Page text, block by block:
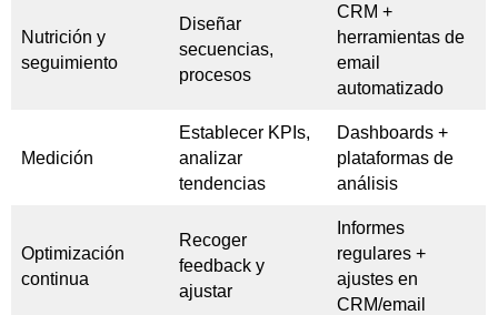
Nutrición y
seguimiento
Diseñar
secuencias,
procesos
CRM +
herramientas de
email
automatizado
Medición
Establecer KPIs,
analizar
tendencias
Dashboards +
plataformas de
análisis
Optimización
continua
Recoger
feedback y
ajustar
Informes
regulares +
ajustes en
CRM/email